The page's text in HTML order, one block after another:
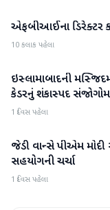
આંતરરાષ્ટ્રીય
એફબીઆઈના ડિરેક્ટર
10 કલાક પહેલા
આંતરરાષ્ટ્રીય
ઇસ્લામાબાદની
કેડરનું શંકાસ્પદ
1 દિવસ પહેલા
આંતરરાષ્ટ્રીય
જેડી વાન્સે પીએમ મોદી
સહયોગની ચર્ચા
1 દિવસ પહેલા